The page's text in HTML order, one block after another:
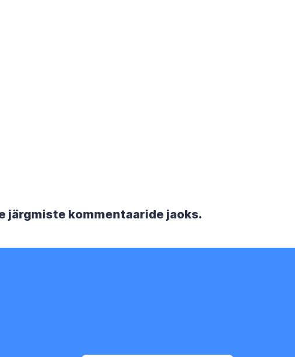
järgmiste kommentaaride jaoks.